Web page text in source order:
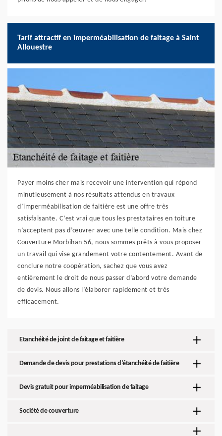
Tarif attractif en imperméabilisation de faitage à Saint
Allouestre
Payer moins cher mais recevoir une intervention qui répond
minutieusement à nos résultats attendus en travaux
d’imperméabilisation de faitière est une offre très
satisfaisante. C’est vrai que tous les prestataires en toiture
n’acceptent pas d’œuvrer avec une telle condition. Mais chez
Couverture Morbihan 56, nous sommes prêts à vous proposer
un travail qui vise grandement votre contentement. Avant de
conclure notre coopération, sachez que vous avez
entièrement le droit de nous passer d’abord votre demande
de devis. Nous allons l’élaborer rapidement et très
efficacement.
Etanchéité de joint de faitage et faitière
Demande de devis pour prestations d’étanchéité de faitière
Devis gratuit pour imperméabilisation de faitage
Société de couverture